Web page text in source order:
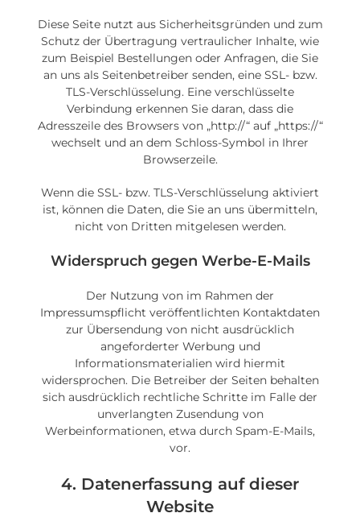
Diese Seite nutzt aus Sicherheitsgründen und zum
Schutz der Übertragung vertraulicher Inhalte, wie
zum Beispiel Bestellungen oder Anfragen, die Sie
an uns als Seitenbetreiber senden, eine SSL- bzw.
TLS-Verschlüsselung. Eine verschlüsselte
Verbindung erkennen Sie daran, dass die
Adresszeile des Browsers von „http://“ auf „https://“
wechselt und an dem Schloss-Symbol in Ihrer
Browserzeile.
Wenn die SSL- bzw. TLS-Verschlüsselung aktiviert
ist, können die Daten, die Sie an uns übermitteln,
nicht von Dritten mitgelesen werden.
Widerspruch gegen Werbe-E-Mails
Der Nutzung von im Rahmen der
Impressumspflicht veröffentlichten Kontaktdaten
zur Übersendung von nicht ausdrücklich
angeforderter Werbung und
Informationsmaterialien wird hiermit
widersprochen. Die Betreiber der Seiten behalten
sich ausdrücklich rechtliche Schritte im Falle der
unverlangten Zusendung von
Werbeinformationen, etwa durch Spam-E-Mails,
vor.
4. Datenerfassung auf dieser
Website